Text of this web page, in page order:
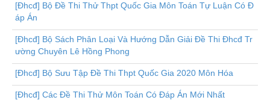
[Đhcđ] Bộ Đề Thi Thử Thpt Quốc Gia Môn Toán Tự Luận Có Đ
áp Án
[Đhcđ] Bộ Sách Phân Loại Và Hướng Dẫn Giải Đề Thi Đhcđ Tr
ường Chuyên Lê Hồng Phong
[Đhcđ] Bộ Sưu Tập Đề Thi Thpt Quốc Gia 2020 Môn Hóa
[Đhcđ] Các Đề Thi Thử Môn Toán Có Đáp Án Mới Nhất